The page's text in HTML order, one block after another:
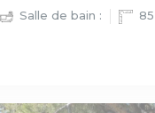
Salle de bain :